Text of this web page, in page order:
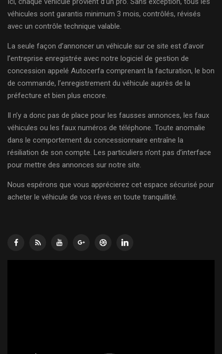
véhicules sont garantis minimum 3 mois, contrôlés, révisés
avec un contrôle technique valable.
La seule façon d’annoncer un véhicule sur ce site est d’avoir
l’entreprise enregistrée avec notre logiciel de gestion de
concession appelé Autocerfa comprenant la facturation, le bon
de commande, l’enregistrement du véhicule auprès de la
préfecture et bien plus encore.
Il n’y a donc pas de place pour les fausses annonces, les faux
véhicules ou les faux numéros de téléphone. Toute anomalie
dans le comportement du concessionnaire entraîne la
résiliation de son compte. Les particuliers n’ont pas d’interface
pour mettre des annonces sur notre site.
Nous espérons que vous apprécierez cet espace sécurisé pour
acheter le véhicule de vos rêves en toute tranquillité.